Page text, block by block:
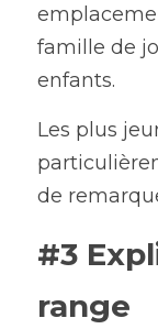
famille de
enfants.
Les plus
de
#3
range